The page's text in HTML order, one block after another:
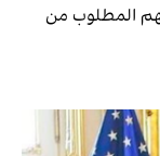
المطلوب من